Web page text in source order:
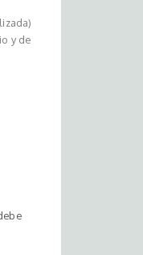
y de